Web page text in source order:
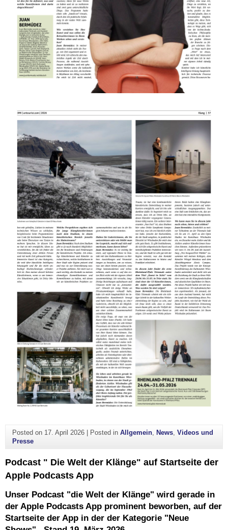
Posted on 17. April 2026| Posted in Allgemein, News, Videos und
Presse
Podcast " Die Welt der Klänge" auf Startseite der
Apple Podcasts App
Unser Podcast "die Welt der Klänge" wird gerade in
der Apple Podcasts App prominent beworben, auf der
Startseite der App in der der Kategorie "Neue